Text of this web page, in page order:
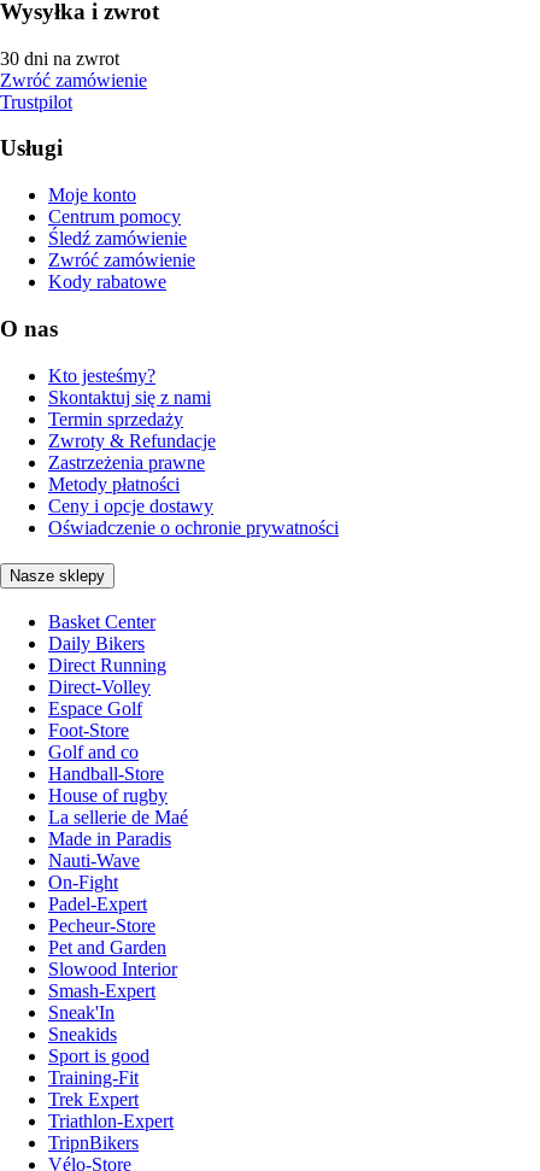
Wysyłka i zwrot
30 dni na zwrot
Zwróć zamówienie
Trustpilot
Usługi
Moje konto
Centrum pomocy
Śledź zamówienie
Zwróć zamówienie
Kody rabatowe
O nas
Kto jesteśmy?
Skontaktuj się z nami
Termin sprzedaży
Zwroty & Refundacje
Zastrzeżenia prawne
Metody płatności
Ceny i opcje dostawy
Oświadczenie o ochronie prywatności
Nasze sklepy
Basket Center
Daily Bikers
Direct Running
Direct-Volley
Espace Golf
Foot-Store
Golf and co
Handball-Store
House of rugby
La sellerie de Maé
Made in Paradis
Nauti-Wave
On-Fight
Padel-Expert
Pecheur-Store
Pet and Garden
Slowood Interior
Smash-Expert
Sneak'In
Sneakids
Sport is good
Training-Fit
Trek Expert
Triathlon-Expert
TripnBikers
Vélo-Store